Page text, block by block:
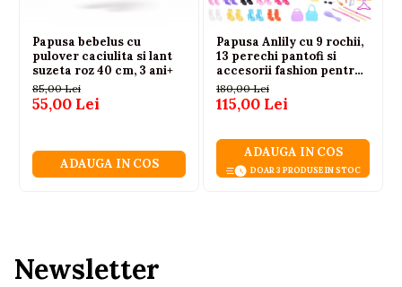
Papusa bebelus cu
pulover caciulita si lant
suzeta roz 40 cm, 3 ani+
85,00 Lei
55,00 Lei
ADAUGA IN COS
Papusa Anlily cu 9 rochii,
13 perechi pantofi si
accesorii fashion pentru
fetite
180,00 Lei
115,00 Lei
ADAUGA IN COS
DOAR 3 PRODUSE IN STOC
Newsletter